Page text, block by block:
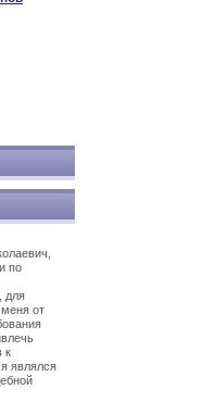
по
для
от
к
являлся